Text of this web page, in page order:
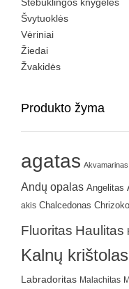
Švytuoklės
Vėriniai
Žiedai
Žvakidės
Produkto žyma
agatas Akvamarinas
Andų opalas Angelitas
akis Chalcedonas
Fluoritas Haulitas
Kalnų krištolas
Labradoritas Malachitas